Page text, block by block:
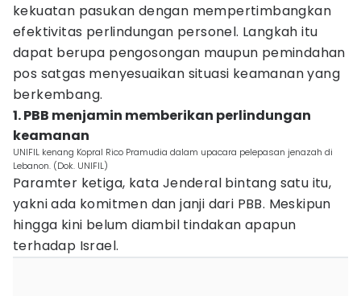
kekuatan pasukan dengan mempertimbangkan
efektivitas perlindungan personel. Langkah itu
dapat berupa pengosongan maupun pemindahan
pos satgas menyesuaikan situasi keamanan yang
berkembang.
1. PBB menjamin memberikan perlindungan
keamanan
UNIFIL kenang Kopral Rico Pramudia dalam upacara pelepasan jenazah di
Lebanon. (Dok. UNIFIL)
Paramter ketiga, kata Jenderal bintang satu itu,
yakni ada komitmen dan janji dari PBB. Meskipun
hingga kini belum diambil tindakan apapun
terhadap Israel.